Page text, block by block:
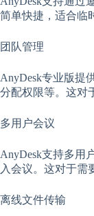
简单快捷，适合临
团队管理
AnyDesk专业版提
分配权限等。这对
多用户会议
AnyDesk支持多用
入会议。这对于需
离线文件传输